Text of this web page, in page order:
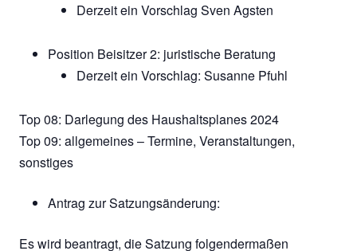
Derzeit ein Vorschlag Sven Agsten
Position Beisitzer 2: juristische Beratung
Derzeit ein Vorschlag: Susanne Pfuhl
Top 08: Darlegung des Haushaltsplanes 2024
Top 09: allgemeines – Termine, Veranstaltungen,
sonstiges
Antrag zur Satzungsänderung:
Es wird beantragt, die Satzung folgendermaßen